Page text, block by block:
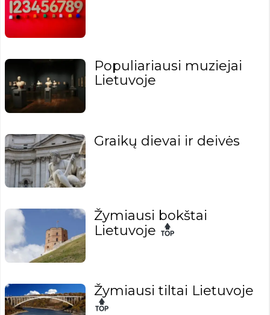
Populiariausi muziejai
Lietuvoje
Graikų dievai ir deivės
Žymiausi bokštai
Lietuvoje
Žymiausi tiltai Lietuvoje